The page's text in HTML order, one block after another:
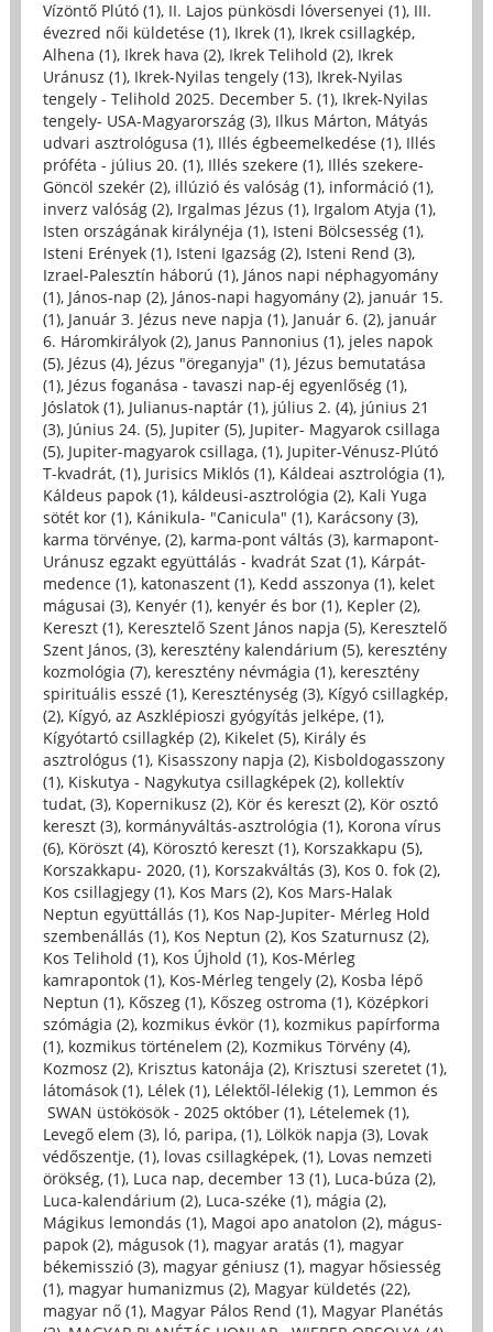
Vízöntő Plútó (1), II. Lajos pünkösdi lóversenyei (1), III.
évezred női küldetése (1), Ikrek (1), Ikrek csillagkép,
Alhena (1), Ikrek hava (2), Ikrek Telihold (2), Ikrek
Uránusz (1), Ikrek-Nyilas tengely (13), Ikrek-Nyilas
tengely - Telihold 2025. December 5. (1), Ikrek-Nyilas
tengely- USA-Magyarország (3), Ilkus Márton, Mátyás
udvari asztrológusa (1), Illés égbeemelkedése (1), Illés
próféta - július 20. (1), Illés szekere (1), Illés szekere-
Göncöl szekér (2), illúzió és valóság (1), információ (1),
inverz valóság (2), Irgalmas Jézus (1), Irgalom Atyja (1),
Isten országának királynéja (1), Isteni Bölcsesség (1),
Isteni Erények (1), Isteni Igazság (2), Isteni Rend (3),
Izrael-Palesztín háború (1), János napi néphagyomány
(1), János-nap (2), János-napi hagyomány (2), január 15.
(1), Január 3. Jézus neve napja (1), Január 6. (2), január
6. Háromkirályok (2), Janus Pannonius (1), jeles napok
(5), Jézus (4), Jézus "öreganyja" (1), Jézus bemutatása
(1), Jézus foganása - tavaszi nap-éj egyenlőség (1),
Jóslatok (1), Julianus-naptár (1), július 2. (4), június 21
(3), Június 24. (5), Jupiter (5), Jupiter- Magyarok csillaga
(5), Jupiter-magyarok csillaga, (1), Jupiter-Vénusz-Plútó
T-kvadrát, (1), Jurisics Miklós (1), Káldeai asztrológia (1),
Káldeus papok (1), káldeusi-asztrológia (2), Kali Yuga
sötét kor (1), Kánikula- "Canicula" (1), Karácsony (3),
karma törvénye, (2), karma-pont váltás (3), karmapont-
Uránusz egzakt együttálás - kvadrát Szat (1), Kárpát-
medence (1), katonaszent (1), Kedd asszonya (1), kelet
mágusai (3), Kenyér (1), kenyér és bor (1), Kepler (2),
Kereszt (1), Keresztelő Szent János napja (5), Keresztelő
Szent János, (3), keresztény kalendárium (5), keresztény
kozmológia (7), keresztény névmágia (1), keresztény
spirituális esszé (1), Kereszténység (3), Kígyó csillagkép,
(2), Kígyó, az Aszklépioszi gyógyítás jelképe, (1),
Kígyótartó csillagkép (2), Kikelet (5), Király és
asztrológus (1), Kisasszony napja (2), Kisboldogasszony
(1), Kiskutya - Nagykutya csillagképek (2), kollektív
tudat, (3), Kopernikusz (2), Kör és kereszt (2), Kör osztó
kereszt (3), kormányváltás-asztrológia (1), Korona vírus
(6), Köröszt (4), Körosztó kereszt (1), Korszakkapu (5),
Korszakkapu- 2020, (1), Korszakváltás (3), Kos 0. fok (2),
Kos csillagjegy (1), Kos Mars (2), Kos Mars-Halak
Neptun együttállás (1), Kos Nap-Jupiter- Mérleg Hold
szembenállás (1), Kos Neptun (2), Kos Szaturnusz (2),
Kos Telihold (1), Kos Újhold (1), Kos-Mérleg
kamrapontok (1), Kos-Mérleg tengely (2), Kosba lépő
Neptun (1), Kőszeg (1), Kőszeg ostroma (1), Középkori
szómágia (2), kozmikus évkör (1), kozmikus papírforma
(1), kozmikus történelem (2), Kozmikus Törvény (4),
Kozmosz (2), Krisztus katonája (2), Krisztusi szeretet (1),
látomások (1), Lélek (1), Lélektől-lélekig (1), Lemmon és
SWAN üstökösök - 2025 október (1), Lételemek (1),
Levegő elem (3), ló, paripa, (1), Lölkök napja (3), Lovak
védőszentje, (1), lovas csillagképek, (1), Lovas nemzeti
örökség, (1), Luca nap, december 13 (1), Luca-búza (2),
Luca-kalendárium (2), Luca-széke (1), mágia (2),
Mágikus lemondás (1), Magoi apo anatolon (2), mágus-
papok (2), mágusok (1), magyar aratás (1), magyar
békemisszió (3), magyar géniusz (1), magyar hősiesség
(1), magyar humanizmus (2), Magyar küldetés (22),
magyar nő (1), Magyar Pálos Rend (1), Magyar Planétás